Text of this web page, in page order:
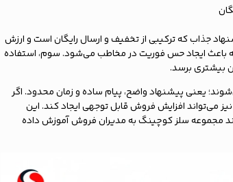
جذاب که ترکیبی از تخفیف و ارسال رایگان است و ارزش
باعث ایجاد حس فوریت در مخاطب می‌شود. سوم، استفاده
بیشتری برسد.
یعنی پیشنهاد واضح، پیام ساده و زمان محدود. اگر
می‌تواند افزایش فروش قابل ‌توجهی ایجاد کند. این
مجموعه سلز کوچینگ به مدیران فروش آموزش داده